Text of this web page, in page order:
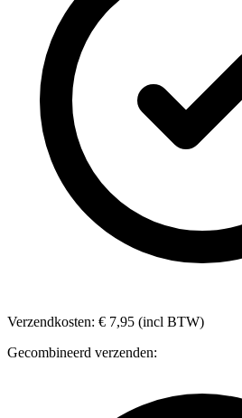
Verzendkosten: € 7,95 (incl BTW)
Gecombineerd verzenden: